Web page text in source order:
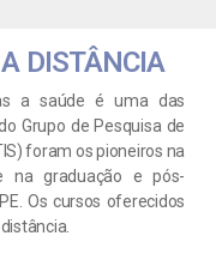
DISTÂNCIA
a saúde é uma das
Grupo de Pesquisa de
foram os pioneiros na
na graduação e pós-
Os cursos oferecidos